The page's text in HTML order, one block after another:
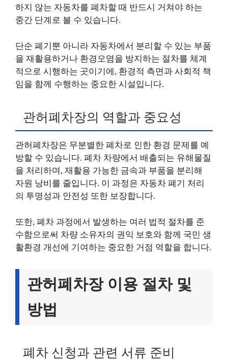
하지 않는 자동차를 폐차할 때 반드시 거쳐야 하는
중간 단계로 볼 수 있습니다.
단순 폐기뿐 아니라 자동차에서 분리할 수 있는 부품
을 재활용하거나 환경오염을 방지하는 절차를 체계
적으로 시행하는 곳이기에, 환경적 측면과 사회적 책
임을 함께 수행하는 중요한 시설입니다.
관허폐차장의 역할과 중요성
관허폐차장은 무분별한 폐차로 인한 환경 문제를 예
방할 수 있습니다. 폐차 차량에서 배출되는 유해물질
을 처리하며, 재활용 가능한 금속과 부품을 분리해
자원 낭비를 줄입니다. 이 과정은 자동차 폐기 처리
의 투명성과 안전성 또한 보장합니다.
또한, 폐차 과정에서 발생하는 여러 법적 절차를 준
수함으로써 차량 소유자의 권익 보호와 함께 국민 생
활환경 개선에 기여하는 중요한 거점 역할을 합니다.
관허폐차장 이용 절차 및
방법
폐차 신청과 관련 서류 준비